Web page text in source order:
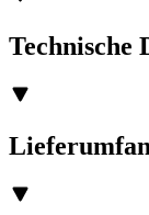
Technische